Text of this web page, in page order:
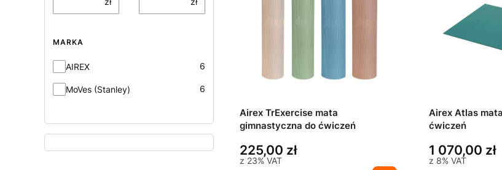
MARKA
Marka
AIREX 6
MoVes (Stanley) 6
Airex TrExercise mata
gimnastyczna do ćwiczeń
225,00 zł
z 23%VAT
Airex Atlas
ćwiczeń
1 070,00 zł
z 8% VAT